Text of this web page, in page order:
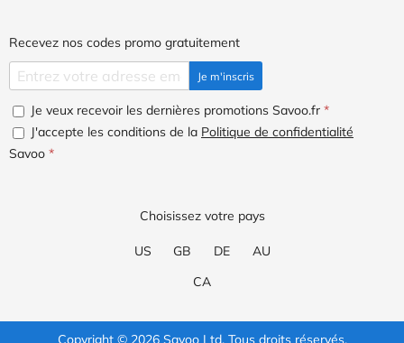
Recevez nos codes promo gratuitement
Je m'inscris
Je veux recevoir les dernières promotions Savoo.fr *
J'accepte les conditions de la Politique de confidentialité
Savoo *
Choisissez votre pays
US GB DE
AU
CA
Copyright © 2026 Savoo Ltd. Tous droits réservés.